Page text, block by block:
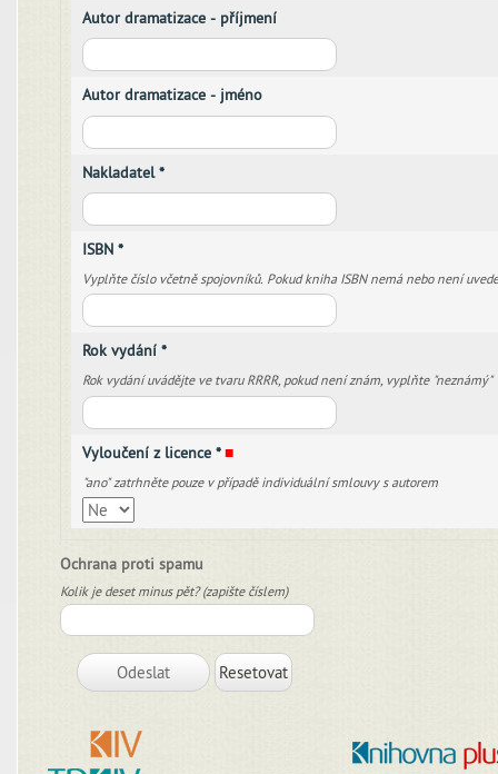
Autor dramatizace - příjmení
Autor dramatizace - jméno
Nakladatel *
ISBN *
Vyplňte číslo včetně spojovníků. Pokud kniha ISBN nemá nebo není
Rok vydání *
Rok vydání uvádějte ve tvaru RRRR, pokud není znám, vyplňte "neznámý"
Vyloučení z licence *■
"ano" zatrhněte pouze v případě individuální smlouvy s autorem
Ochrana proti spamu
Kolik je deset minus pět? (zapište číslem)